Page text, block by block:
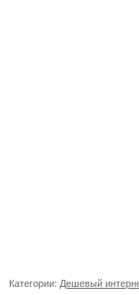
Категории: Дешевый